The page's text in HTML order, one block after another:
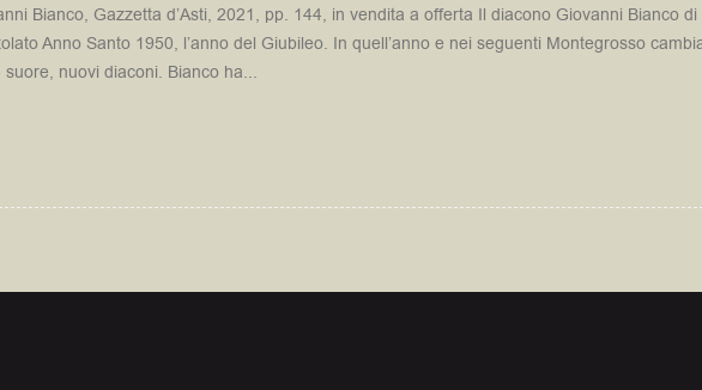
Bianco, Gazzetta d’Asti, 2021, pp. 144, in vendita a offerta Il diacono Giovanni Bianco
Anno Santo 1950, l’anno del Giubileo. In quell’anno e nei seguenti Montegrosso
suore, nuovi diaconi. Bianco ha...